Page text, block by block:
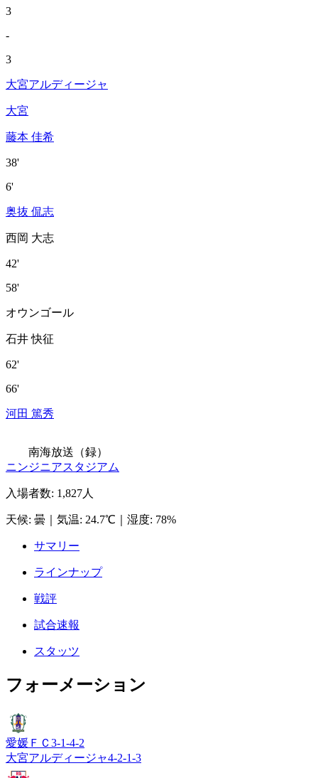
3
-
3
大宮アルディージャ
大宮
藤本 佳希
38'
6'
奥抜 侃志
西岡 大志
42'
58'
オウンゴール
石井 快征
62'
66'
河田 篤秀
南海放送（録）
ニンジニアスタジアム
入場者数: 1,827人
天候: 曇 気温: 24.7℃ 湿度: 78%
サマリー
ラインナップ
戦評
試合速報
スタッツ
フォーメーション
愛媛ＦＣ 3-1-4-2
大宮アルディージャ4-2-1-3